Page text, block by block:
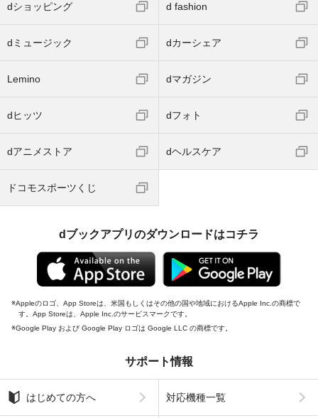
dショッピング d fashion
dミュージック dカーシェア
Lemino dマガジン
dヒッツ dフォト
dアニメストア dヘルスケア
ドコモスポーツくじ
dブックアプリのダウンロードはコチラ
Appleのロゴ、App Storeは、米国もしくはその他の国や地域におけるApple Inc.の商標で
す。App Storeは、Apple Inc.のサービスマークです。
Google Play および Google Play ロゴは Google LLC の商標です。
サポート情報
はじめての方へ 対応機種一覧